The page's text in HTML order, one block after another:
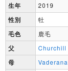
生年 2019
性別 牡
毛色 鹿毛
父 Churchill
母 Vaderana